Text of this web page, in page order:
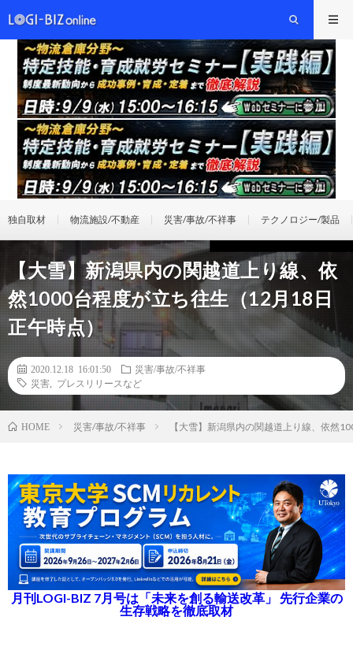
独自取材 物流施設/不動産 災害/事故/不祥事 テクノロジー/製品
【大雪】新潟県内の関越道上り線、依
然1000台程度が立ち往生（12月18日
正午時点）
2020.12.18 16:01:50
災害/事故/不祥事
災害
プレスリリースなど
HOME 災害/事故/不祥事 【大雪】新潟県内の関越道上り線、依然
月刊LOGI-BIZ 7月号は「未来を創る輸送改革」 先行企業の
生存戦略を徹底取材